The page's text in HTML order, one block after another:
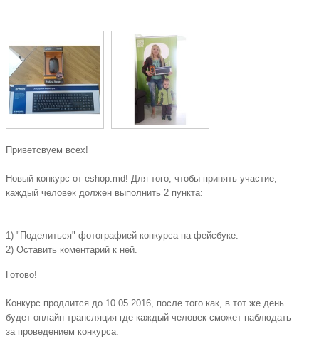
Приветсвуем всех!
Новый конкурс от eshop.md! Для того, чтобы принять участие,
каждый человек должен выполнить 2 пункта:
1) "Поделиться" фотографией конкурса на фейсбуке.
2) Оставить коментарий к ней.
Готово!
Конкурс продлится до 10.05.2016, после того как, в тот же день
будет онлайн трансляция где каждый человек сможет наблюдать
за проведением конкурса.